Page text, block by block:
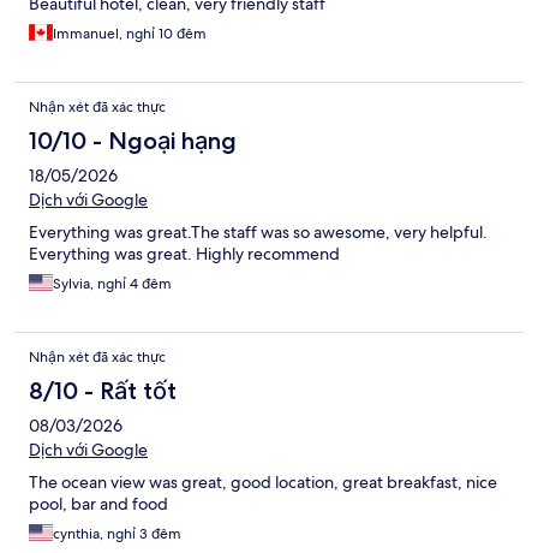
Immanuel, nghỉ 10 đêm
Nhận xét đã xác thực
10/10 - Ngoại hạng
18/05/2026
Dịch với Google
Everything was great.The staff was so awesome, very helpful.
Everything was great. Highly recommend
Sylvia, nghỉ 4 đêm
Nhận xét đã xác thực
8/10 - Rất tốt
08/03/2026
Dịch với Google
The ocean view was great, good location, great breakfast, nice
pool, bar and food
cynthia, nghỉ 3 đêm